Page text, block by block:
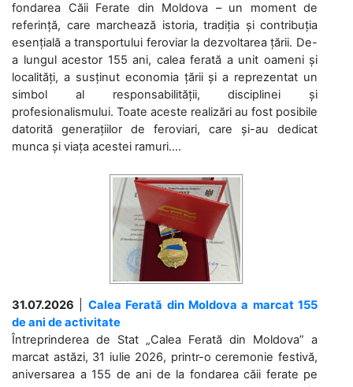
fondarea Căii Ferate din Moldova – un moment de
referință, care marchează istoria, tradiția și contribuția
esențială a transportului feroviar la dezvoltarea țării. De-
a lungul acestor 155 ani, calea ferată a unit oameni și
localități, a susținut economia țării și a reprezentat un
simbol al responsabilității, disciplinei și
profesionalismului. Toate aceste realizări au fost posibile
datorită generațiilor de feroviari, care și-au dedicat
munca și viața acestei ramuri....
31.07.2026
Calea Ferată din Moldova a marcat 155
de ani de activitate
Întreprinderea de Stat „Calea Ferată din Moldova” a
marcat astăzi, 31 iulie 2026, printr-o ceremonie festivă,
aniversarea a 155 de ani de la fondarea căii ferate pe